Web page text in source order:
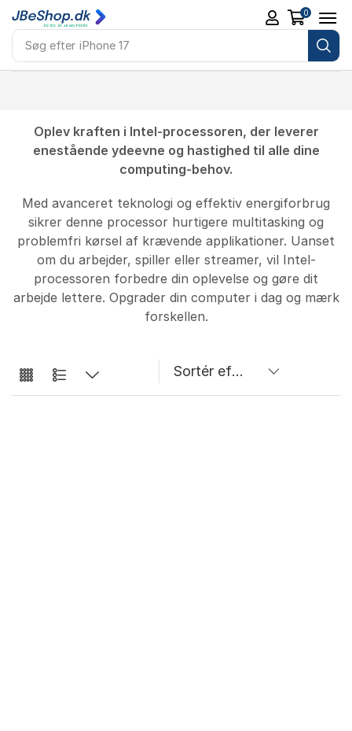
Søg efter iPhone 17
0
Oplev kraften i Intel-processoren, der leverer
enestående ydeevne og hastighed til alle dine
computing-behov.
Med avanceret teknologi og effektiv energiforbrug
sikrer denne processor hurtigere multitasking og
problemfri kørsel af krævende applikationer. Uanset
om du arbejder, spiller eller streamer, vil Intel-
processoren forbedre din oplevelse og gøre dit
arbejde lettere. Opgrader din computer i dag og mærk
forskellen.